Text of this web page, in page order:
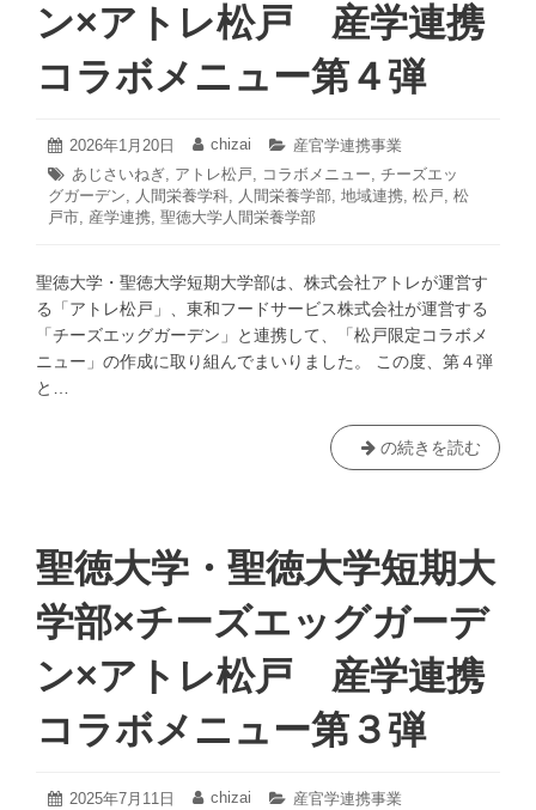
ン×アトレ松戸 産学連携
コラボメニュー第４弾
投
稿
日:
2026年1月20日
2026
1
月
20
投
稿
者:
chizai
カ
テ
ゴ
リ
産官学連携事業
タ
グ:
あじさいねぎ, アトレ松戸, コラボメニュー, チーズエッ
グガーデン, 人間栄養学科, 人間栄養学部, 地域連携, 松戸, 松
戸市, 産学連携, 聖徳大学人間栄養学部
聖徳大学・聖徳大学短期大学部は、株式会社アトレが運営す
る「アトレ松戸」、東和フードサービス株式会社が運営する
「チーズエッグガーデン」と連携して、「松戸限定コラボメ
ニュー」の作成に取り組んでまいりました。 この度、第４弾
と…
聖
徳
聖
徳
大
学
短
期
大
学
×
の続きを読む
聖徳大学・聖徳大学短期大
学部×チーズエッグガーデ
ン×アトレ松戸 産学連携
コラボメニュー第３弾
投
2025年7月11日
2025 投
chizai
カ
産官学連携事業